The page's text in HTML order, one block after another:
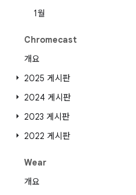
1월
Chromecast
개요
2025 게시판
2024 게시판
2023 게시판
2022 게시판
Wear
개요